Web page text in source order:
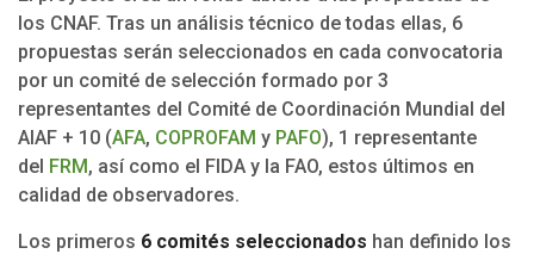
los CNAF. Tras un análisis técnico de todas ellas, 6
propuestas serán seleccionados en cada convocatoria
por un comité de selección formado por 3
representantes del Comité de Coordinación Mundial del
AIAF + 10 (AFA, COPROFAM y PAFO), 1 representante
del FRM, así como el FIDA y la FAO, estos últimos en
calidad de observadores.
Los primeros 6 comités seleccionados han definido los